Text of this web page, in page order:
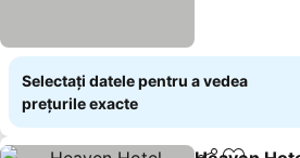
Selectați datele pentru a vedea
prețurile exacte